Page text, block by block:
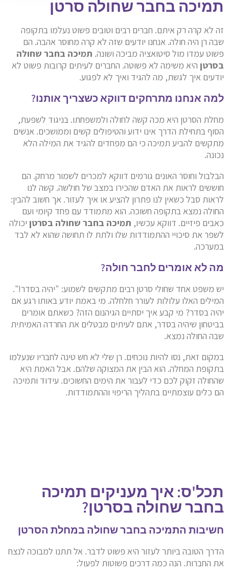
תמיכה בחבר שחולה סרטן
זה לא קרה רק איתם. חברים רבים וטובים פשוט נעלמו בתקופה
שבה רן היה חולה. אנחנו יודעים שזה לא קרה מחוסר אהבה. הם
פשוט עמדו מול סיטואציה מביכה ושונה. תמיכה בחבר שחולה
בסרטן היא משימה לא פשוטה. החברים לעיתים קרובות פשוט לא
יודעים איך לגשת, מה להגיד ואיך לא לפגוע.
למה אנחנו מתרחקים דווקא כשצריך אותנו?
מחלת הסרטן היא מכה קשה לחולה ולמשפחתו. בניגוד לשפעת,
הסוף בתחילת הדרך אינו ידוע והטיפולים קשים וממושכים. אנשים
מתקשים להביע תמיכה כי הם מפחדים להגיד את המילה הלא
נכונה.
הבלבול וחוסר האונים גורמים דווקא למכרים לשמור מרחק. הם
חוששים לראות את האדם שהכירו במצב של חולשה. קשה לנו
לראות סבל כשאין לנו פתרון להציע או איך לעזור. אך חשוב להבין:
החולה נמצא בתקופה חשוכה. הוא מתמודד עם פחד קיומי ועם
כאבים פיזיים. דווקא עכשיו, תמיכה בחבר שחולה בסרטן יכולה
לשפר את סיכויי ההתמודדות שלו ולתת לו תחושה שהוא לא לבד
במערכה.
מה לא אומרים לחבר חולה?
יש משפט אחד שחולי סרטן רבים מתקשים לשמוע: "יהיה בסדר!".
המילים האלו עלולות לעורר חלחלה. מי באמת יודע באותו רגע אם
יהיה בסדר? מי קבע איך יסתיים הגיהנום הזה? כשאתם אומרים
בביטחון שיהיה בסדר, אתם לעיתים מבטלים את החרדה האמיתית
שבה החולה נמצא.
במקום זאת, נסו להיות נוכחים. רן שלי לא חש טינה לחבריו שנעלמו
בתקופת המחלה. הוא הבין את המצוקה שלהם. אבל האמת היא
שהחולה זקוק לכם כדי לעבור את הימים החשוכים. עידוד ותמיכה
הם כלים עוצמתיים בתהליך הריפוי וההתמודדות.
תכל'ס: איך מעניקים תמיכה
בחבר שחולה בסרטן?
חשיבות התמיכה בחבר שחולה במחלת הסרטן
הדרך הטובה ביותר לעזור היא פשוט לדבר. אל תתנו למבוכה לנצח
את החברות. הנה כמה דרכים פשוטות לפעול: